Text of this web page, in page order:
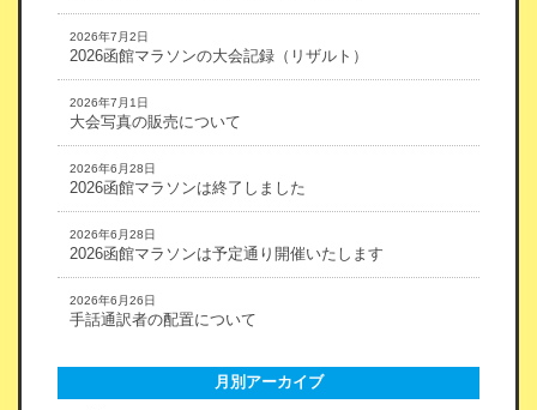
2026年7月2日
2026函館マラソンの大会記録（リザルト）
2026年7月1日
大会写真の販売について
2026年6月28日
2026函館マラソンは終了しました
2026年6月28日
2026函館マラソンは予定通り開催いたします
2026年6月26日
手話通訳者の配置について
月別アーカイブ